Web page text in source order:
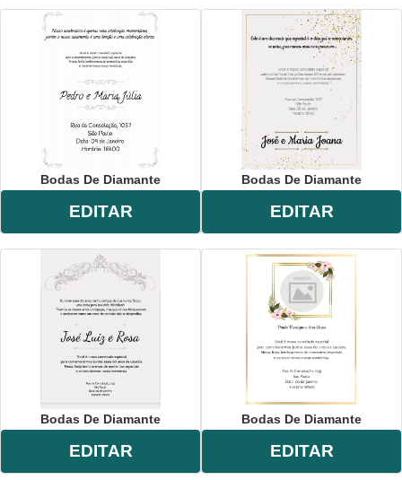
Bodas De Diamante
EDITAR
Bodas De Diamante
EDITAR
Bodas De Diamante
EDITAR
Bodas De Diamante
EDITAR